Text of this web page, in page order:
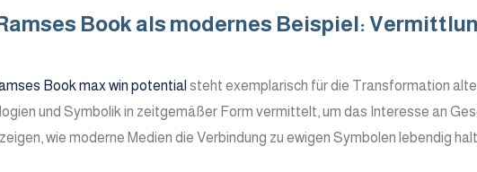
Book als modernes Beispiel:
Book max win potential steht exemplarisch für die Transformation
und Symbolik in zeitgemäßer Form vermittelt, um das Interesse an
wie moderne Medien die Verbindung zu ewigen Symbolen lebendig